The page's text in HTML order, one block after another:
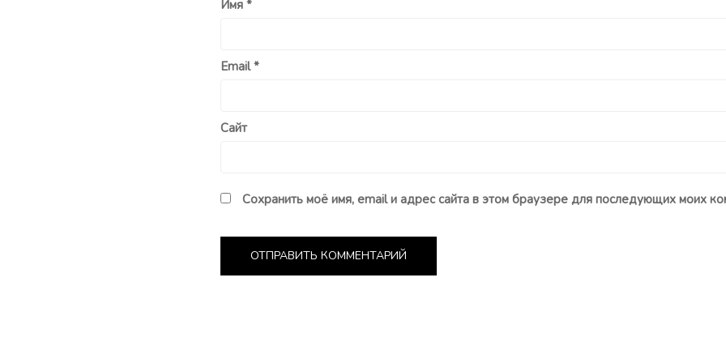
Имя *
Email*
Сайт
Сохранить моё имя, email и адрес сайта в этом браузере для последующих моих